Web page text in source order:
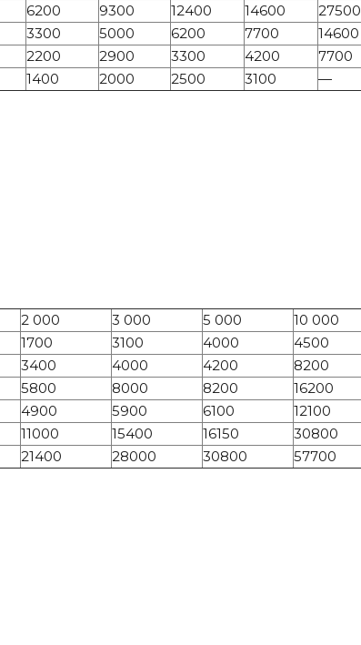
6200 9300 12400 14600
27500
3300 5000 6200 7700
14600
2200 2900 3300 4200
7700
1400 2000 2500 3100 —
2 000 3 000 5 000
10 000
1700 3100 4000
4500
3400 4000 4200
8200
5800 8000 8200
16200
4900 5900 6100
12100
11000 15400 16150
30800
21400 28000 30800 57700